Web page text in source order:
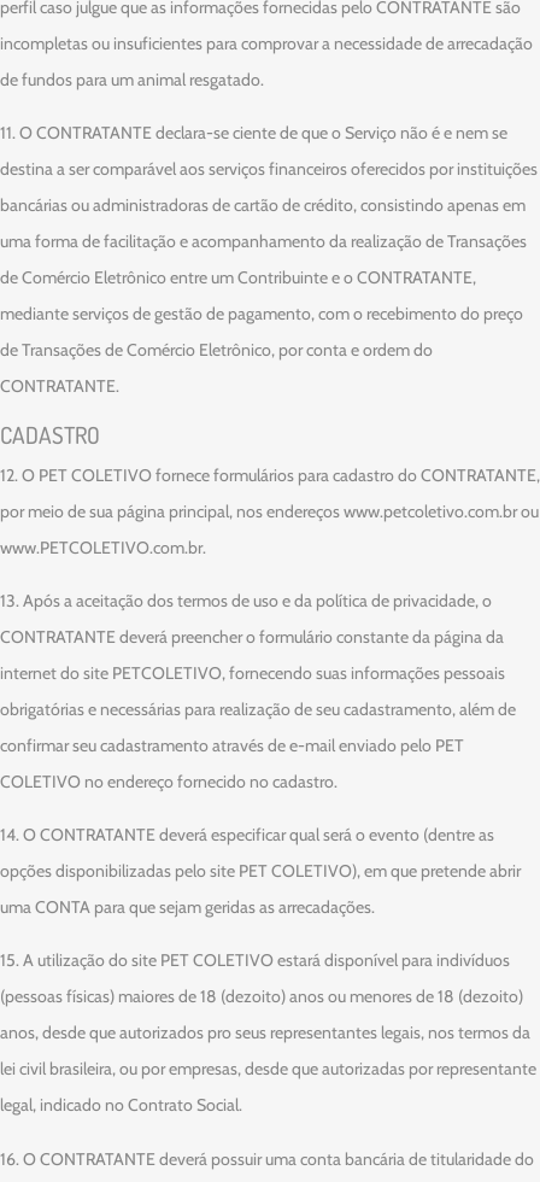
perfil caso julgue que as informações fornecidas pelo CONTRATANTE são
incompletas ou insuficientes para comprovar a necessidade de arrecadação
de fundos para um animal resgatado.
11. O CONTRATANTE declara-se ciente de que o Serviço não é e nem se
destina a ser comparável aos serviços financeiros oferecidos por instituições
bancárias ou administradoras de cartão de crédito, consistindo apenas em
uma forma de facilitação e acompanhamento da realização de Transações
de Comércio Eletrônico entre um Contribuinte e o CONTRATANTE,
mediante serviços de gestão de pagamento, com o recebimento do preço
de Transações de Comércio Eletrônico, por conta e ordem do
CONTRATANTE.
CADASTRO
12. O PET COLETIVO fornece formulários para cadastro do CONTRATANTE,
por meio de sua página principal, nos endereços www.petcoletivo.com.br ou
www.PETCOLETIVO.com.br.
13. Após a aceitação dos termos de uso e da política de privacidade, o
CONTRATANTE deverá preencher o formulário constante da página da
internet do site PETCOLETIVO, fornecendo suas informações pessoais
obrigatórias e necessárias para realização de seu cadastramento, além de
confirmar seu cadastramento através de e-mail enviado pelo PET
COLETIVO no endereço fornecido no cadastro.
14. O CONTRATANTE deverá especificar qual será o evento (dentre as
opções disponibilizadas pelo site PET COLETIVO), em que pretende abrir
uma CONTA para que sejam geridas as arrecadações.
15. A utilização do site PET COLETIVO estará disponível para indivíduos
(pessoas físicas) maiores de 18 (dezoito) anos ou menores de 18 (dezoito)
anos, desde que autorizados pro seus representantes legais, nos termos da
lei civil brasileira, ou por empresas, desde que autorizadas por representante
legal, indicado no Contrato Social.
16. O CONTRATANTE deverá possuir uma conta bancária de titularidade do